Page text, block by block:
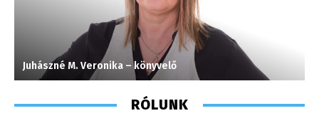
Juhászné M. Veronika – könyvelő
RÓLUNK